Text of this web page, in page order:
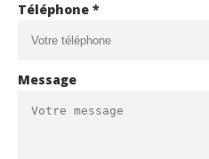
Téléphone *
Message